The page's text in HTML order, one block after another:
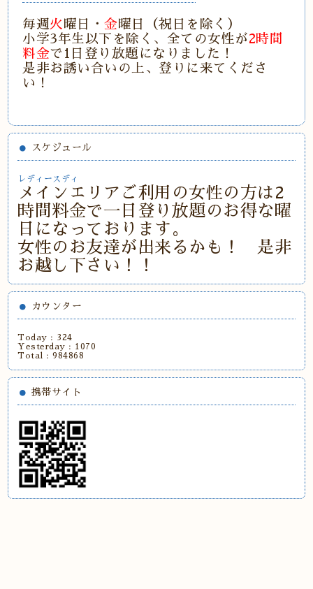
毎週火 曜日・金曜日（祝日を除く）
小学3年生以下を除く、全ての女性が 2時間
料金で1日登り放題になりました！
是非お誘い合いの上、登りに来てくださ
い！
スケジュール
レディースディ
メインエリアご利用の女性の方は2
時間料金で一日登り放題のお得な曜
日になっております。
女性のお友達が出来るかも！ 是非
お越し下さい！！
カウンター
Today : 324
Yesterday : 1070
Total :984868
携帯サイト